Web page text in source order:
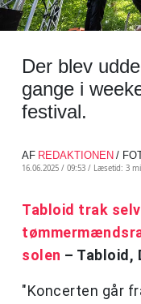
Der blev
gange i
festival.
AF REDAKTIONEN /
16.06.2025 / 09:53 / Læsetid: 3
Tabloid trak
solen – Tabloid,
"Koncerten går